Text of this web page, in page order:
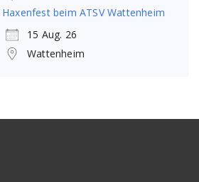
Haxenfest beim ATSV Wattenheim
15 Aug. 26
Wattenheim